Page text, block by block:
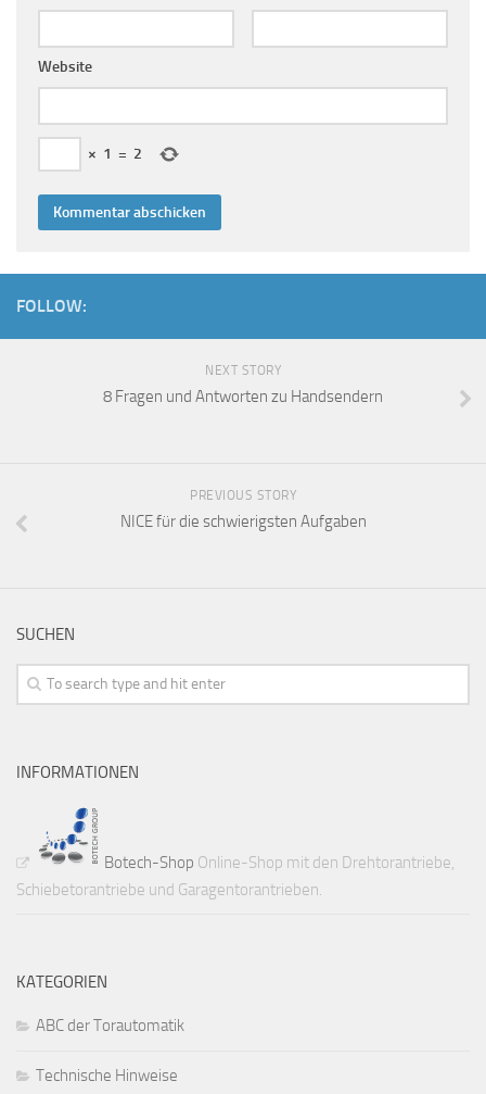
Website
× 1 = 2
FOLLOW:
NEXT STORY
8 Fragen und Antworten zu Handsendern
PREVIOUS STORY
NICE für die schwierigsten Aufgaben
SUCHEN
INFORMATIONEN
Botech-Shop Online-Shop mit den Drehtorantriebe,
Schiebetorantriebe und Garagentorantrieben.
KATEGORIEN
ABC der Torautomatik
Technische Hinweise